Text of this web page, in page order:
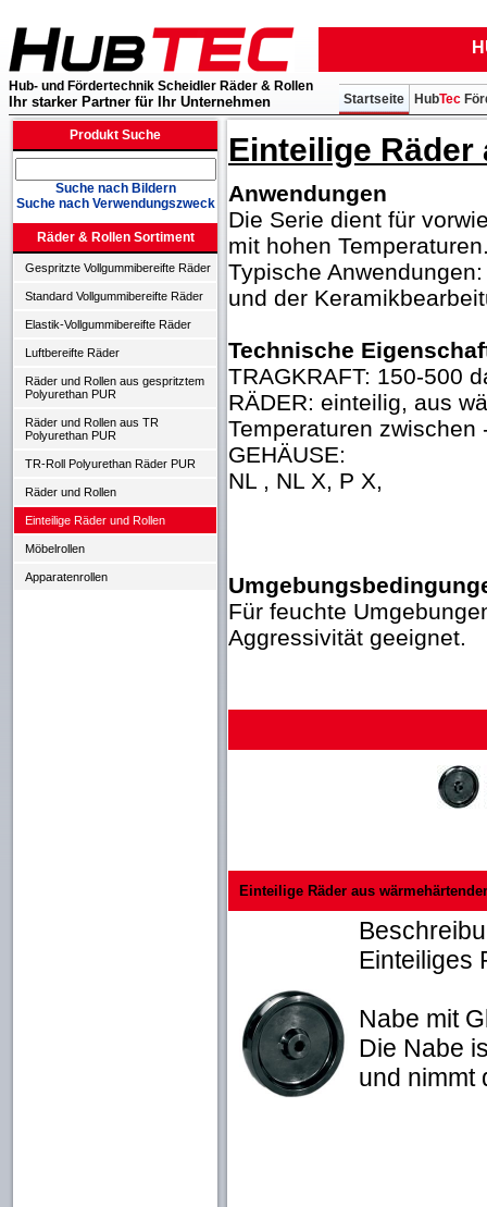
Hub- und Fördertechnik Scheidler Räder & Rollen
Ihr starker Partner für Ihr Unternehmen HubTec
Startseite
Produkt Suche
Suche nach Bildern
Suche nach Verwendungszweck
Räder & Rollen Sortiment
Gespritzte Vollgummibereifte Räder
Standard Vollgummibereifte Räder
Elastik-Vollgummibereifte Räder
Luftbereifte Räder
Räder und Rollen aus gespritztem
Polyurethan PUR
Räder und Rollen aus TR
Polyurethan PUR
TR-Roll Polyurethan Räder PUR
Räder und Rollen
Einteilige Räder und Rollen
Möbelrollen
Apparatenrollen
Einteilige Räder
Anwendungen
Die Serie dient für
mit hohen
Typische
und der
Technische
TRAGKRAFT: 150-500
RÄDER: einteilig, aus
Temperaturen zwischen
GEHÄUSE:
NL , NL X, P X,
Für feuchte
Aggressivität geeignet.
Einteilige Räder aus
Einteiliges
Nabe mit
Die Nabe
und nimmt